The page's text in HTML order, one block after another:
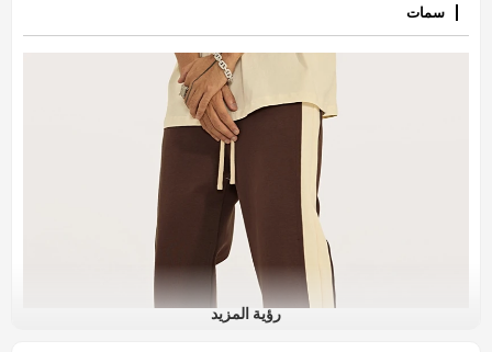
سمات
رؤية المزيد